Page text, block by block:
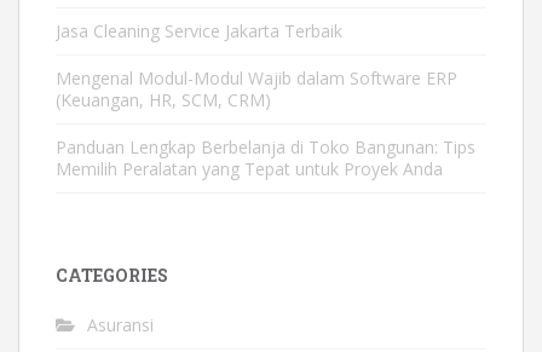
Jasa Cleaning Service Jakarta Terbaik
Mengenal Modul-Modul Wajib dalam Software ERP
(Keuangan, HR, SCM, CRM)
Panduan Lengkap Berbelanja di Toko Bangunan: Tips
Memilih Peralatan yang Tepat untuk Proyek Anda
CATEGORIES
Asuransi